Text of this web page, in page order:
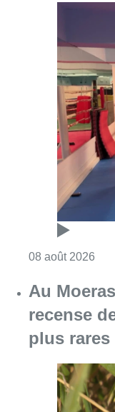
08 août 2026
Au
recense
plus rares